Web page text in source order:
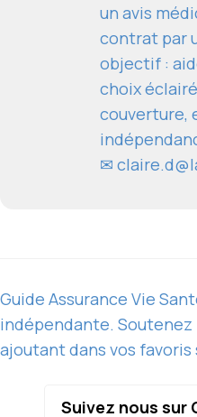
un avis
contrat par
objectif :
choix
couverture,
✉
Guide Assurance Vie
indépendante.
ajoutant dans vos favoris
Suivez nous sur